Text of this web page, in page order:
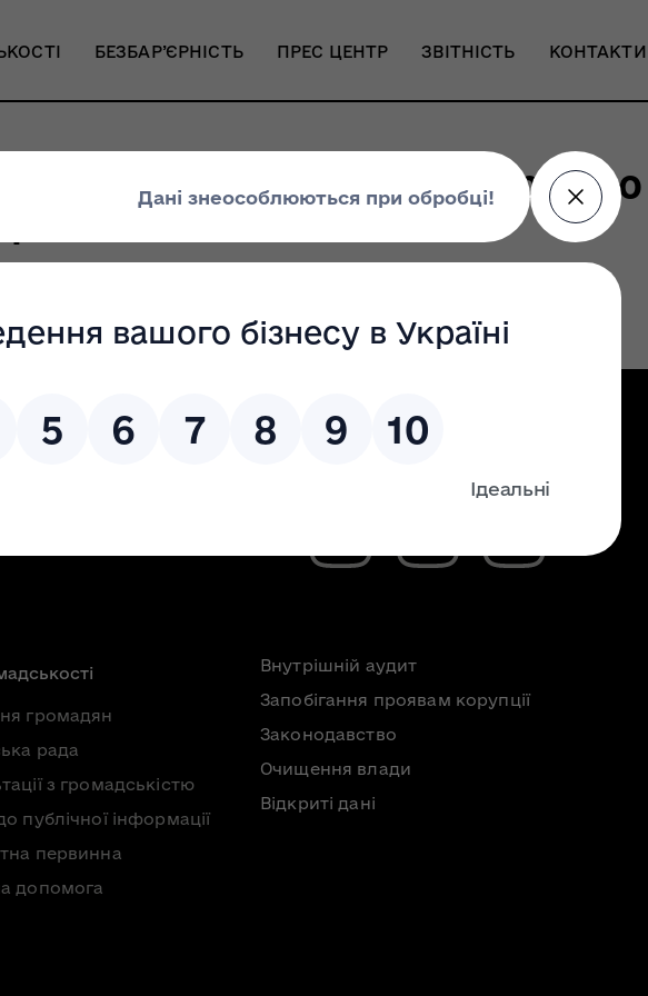
БЕЗБАР’ЄРНІСТЬ ПРЕС ЦЕНТР ЗВІТНІСТЬ КОНТАКТИ
змін Положення про премію
Налаштування доступності
громадян
рада
з громадськістю
публічної інформації
первинна
допомога
Внутрішній аудит
Запобігання проявам корупції
Законодавство
Очищення влади
Відкриті дані